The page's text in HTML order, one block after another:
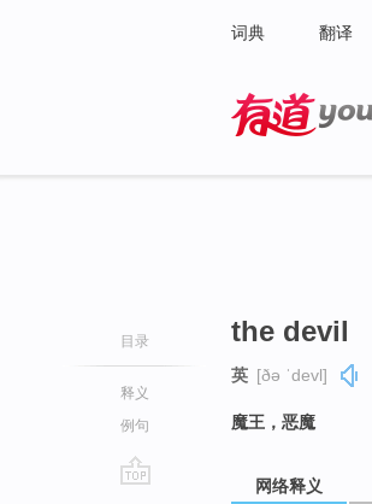
词典 翻译
目录
释义
例句
the devil
英 [ðə ˈdevl]
魔王，恶魔
网络释义